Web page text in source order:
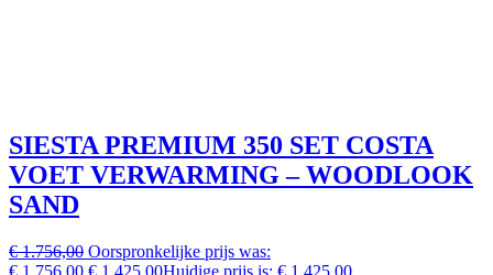
SIESTA PREMIUM 350 SET COSTA
VOET VERWARMING – WOODLOOK
SAND
€ 1.756,00 Oorspronkelijke prijs was: